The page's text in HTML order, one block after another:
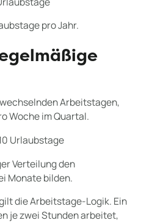
pro Jahr.
Arbeitstagen,
Woche im Quartal.
Urlaubstage
Verteilung den
Monate bilden.
die Arbeitstage-Logik. Ein
je zwei Stunden arbeitet,